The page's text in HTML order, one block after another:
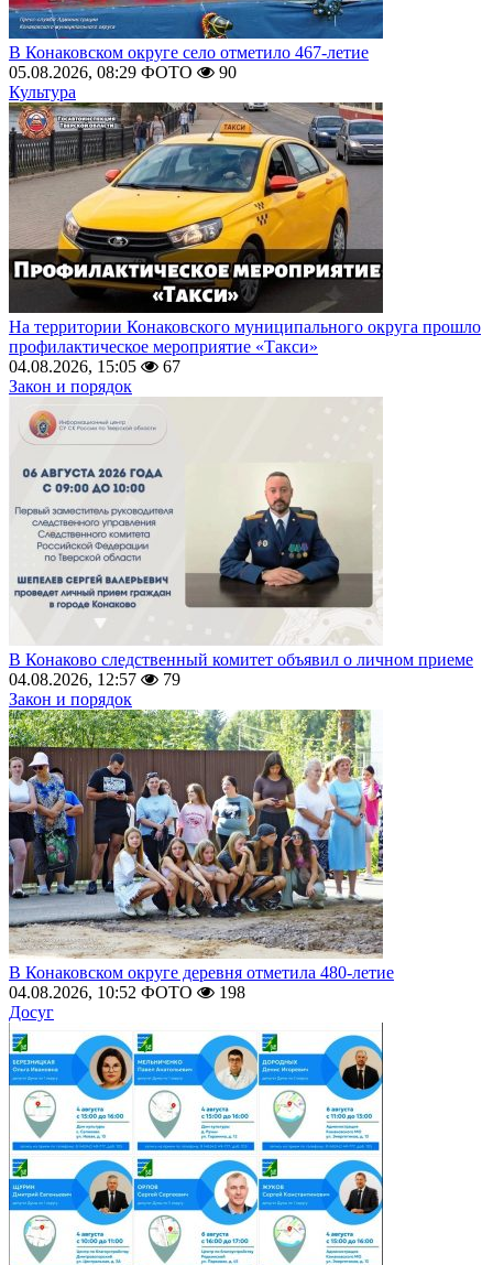
В Конаковском округе село отметило 467-летие
05.08.2026, 08:29 ФОТО
90
Культура
На территории Конаковского муниципального округа прошло
профилактическое мероприятие «Такси»
04.08.2026, 15:05
67
Закон и порядок
В Конаково следственный комитет объявил о личном приеме
04.08.2026, 12:57
79
Закон и порядок
В Конаковском округе деревня отметила 480-летие
04.08.2026, 10:52 ФОТО
198
Досуг